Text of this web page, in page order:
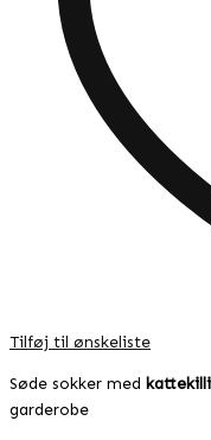
Tilføj til ønskeliste
Søde sokker med
garderobe